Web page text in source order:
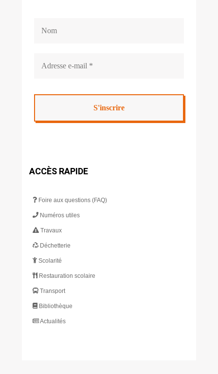
ACCÈS RAPIDE
Foire aux questions (FAQ)
Numéros utiles
Travaux
Déchetterie
Scolarité
Restauration scolaire
Transport
Bibliothèque
Actualités